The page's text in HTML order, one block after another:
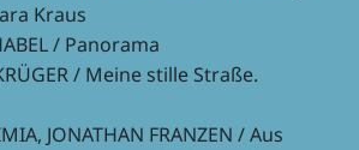
Kraus
/ Panorama
/ Meine stille Straße.
JONATHAN FRANZEN / Aus